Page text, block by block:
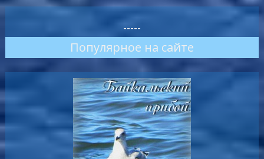
-----
Популярное на сайте